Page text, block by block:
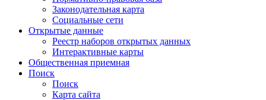
Законодательная карта
Социальные сети
Открытые данные
Реестр наборов открытых данных
Интерактивные карты
Общественная приемная
Поиск
Поиск
Карта сайта